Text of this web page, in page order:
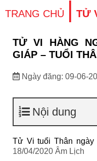
TRANG CHỦ | TỬ
TỬ VI HÀNG
GIÁP – TUỔI
Ngày đăng: 09-06-
Nội dung
Tử Vi tuổi Thân ngày
18/04/2020 Âm Lịch